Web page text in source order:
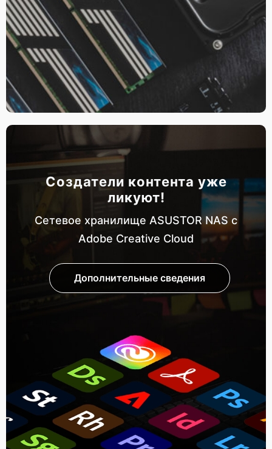
Создатели контента уже
ликуют!
Сетевое хранилище ASUSTOR NAS с
Adobe Creative Cloud
Дополнительные сведения